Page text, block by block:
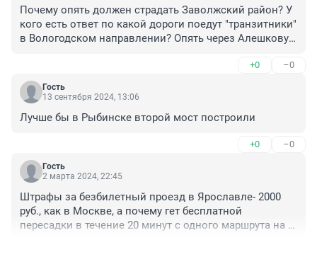
Почему опять должен страдать Заволжский район? У
кого есть ответ по какой дороги поедут "транзитники"
в Вологодском направлении? Опять через Алешкову
Решайте сразу проблему, закладывайте в смету
заграждения жилым домам, как на МКАДЕ, подумайте
в конце концов про людей, нужен ли нам вообще этот
нам и нашим детям здесь до старости жить
+0 –0
Гость
13 сентября 2024, 13:06
Лучше бы в Рыбинске второй мост построили
+0 –0
Гость
2 марта 2024, 22:45
Штрафы за безбилетный проезд в Ярославле- 2000
руб., как в Москве, а почему гет бесплатной
пересадки в течение 20 минут с одного маршрута на